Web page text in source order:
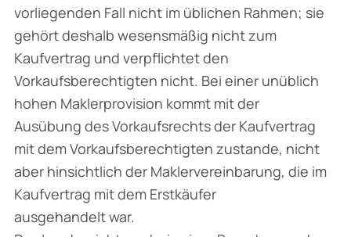
vorliegenden Fall nicht im üblichen Rahmen; sie
gehört deshalb wesensmäßig nicht zum
Kaufvertrag und verpflichtet den
Vorkaufsberechtigten nicht. Bei einer unüblich
hohen Maklerprovision kommt mit der
Ausübung des Vorkaufsrechts der Kaufvertrag
mit dem Vorkaufsberechtigten zustande, nicht
aber hinsichtlich der Maklervereinbarung, die im
Kaufvertrag mit dem Erstkäufer
ausgehandelt war.